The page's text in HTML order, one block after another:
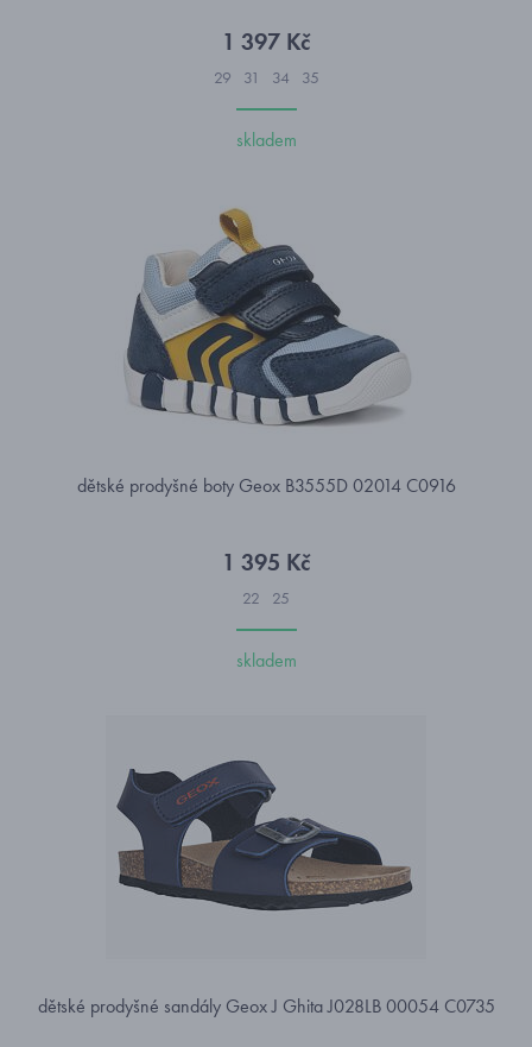
1 397 Kč
29 31 34 35
skladem
dětské prodyšné boty Geox B3555D 02014 C0916
1 395 Kč
22 25
skladem
dětské prodyšné sandály Geox J Ghita J028LB 00054 C0735